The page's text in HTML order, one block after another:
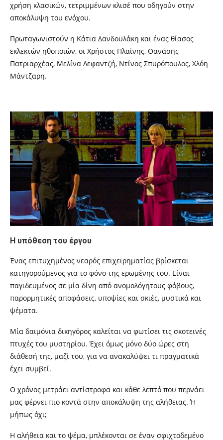
χρήση κλασικών, τετριμμένων κλισέ που οδηγούν στην
αποκάλυψη του ενόχου.
Πρωταγωνιστούν η Κάτια Δανδουλάκη και ένας θίασος
εκλεκτών ηθοποιών, οι Χρήστος Πλαΐνης, Θανάσης
Πατριαρχέας, Μελίνα Λεφαντζή, Ντίνος Σπυρόπουλος, Χλόη
Μάντζαρη.
Η υπόθεση του έργου
Ένας επιτυχημένος νεαρός επιχειρηματίας βρίσκεται
κατηγορούμενος για το φόνο της ερωμένης του. Είναι
παγιδευμένος σε μία δίνη από ανομολόγητους φόβους,
παρορμητικές αποφάσεις, υποψίες και σκιές, μυστικά και
ψέματα.
Μία δαιμόνια δικηγόρος καλείται να φωτίσει τις σκοτεινές
πτυχές του μυστηρίου. Έχει όμως μόνο δύο ώρες στη
διάθεσή της, μαζί του, για να ανακαλύψει τι πραγματικά
έχει συμβεί.
Ο χρόνος μετράει αντίστροφα και κάθε λεπτό που περνάει
μας φέρνει πιο κοντά στην αποκάλυψη της αλήθειας. Ή
μήπως όχι;
Η αλήθεια και το ψέμα, μπλέκονται σε έναν σφιχτοδεμένο